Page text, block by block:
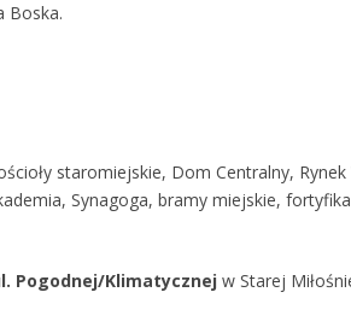
Boska.
staromiejskie, Dom Centralny,
Synagoga, bramy miejskie,
Pogodnej/Klimatycznej w Starej